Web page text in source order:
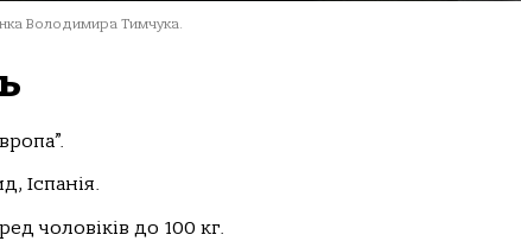
Володимира Тимчука.
Іспанія.
чоловіків до 100 кг.